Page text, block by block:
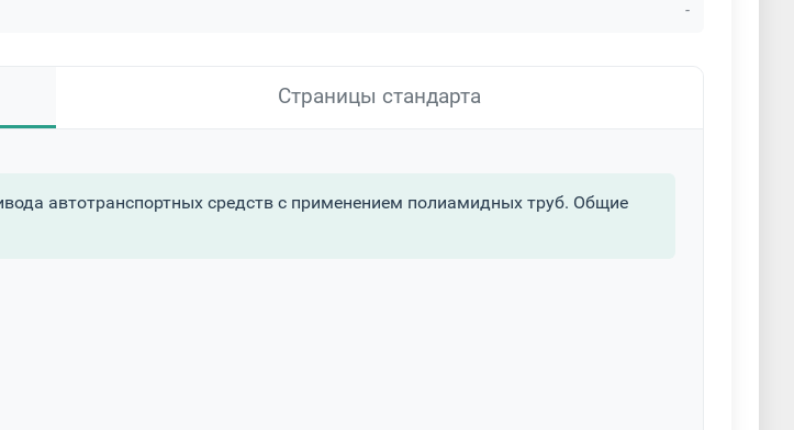
-
Страницы стандарта
автотранспортных средств с применением полиамидных труб. Общие